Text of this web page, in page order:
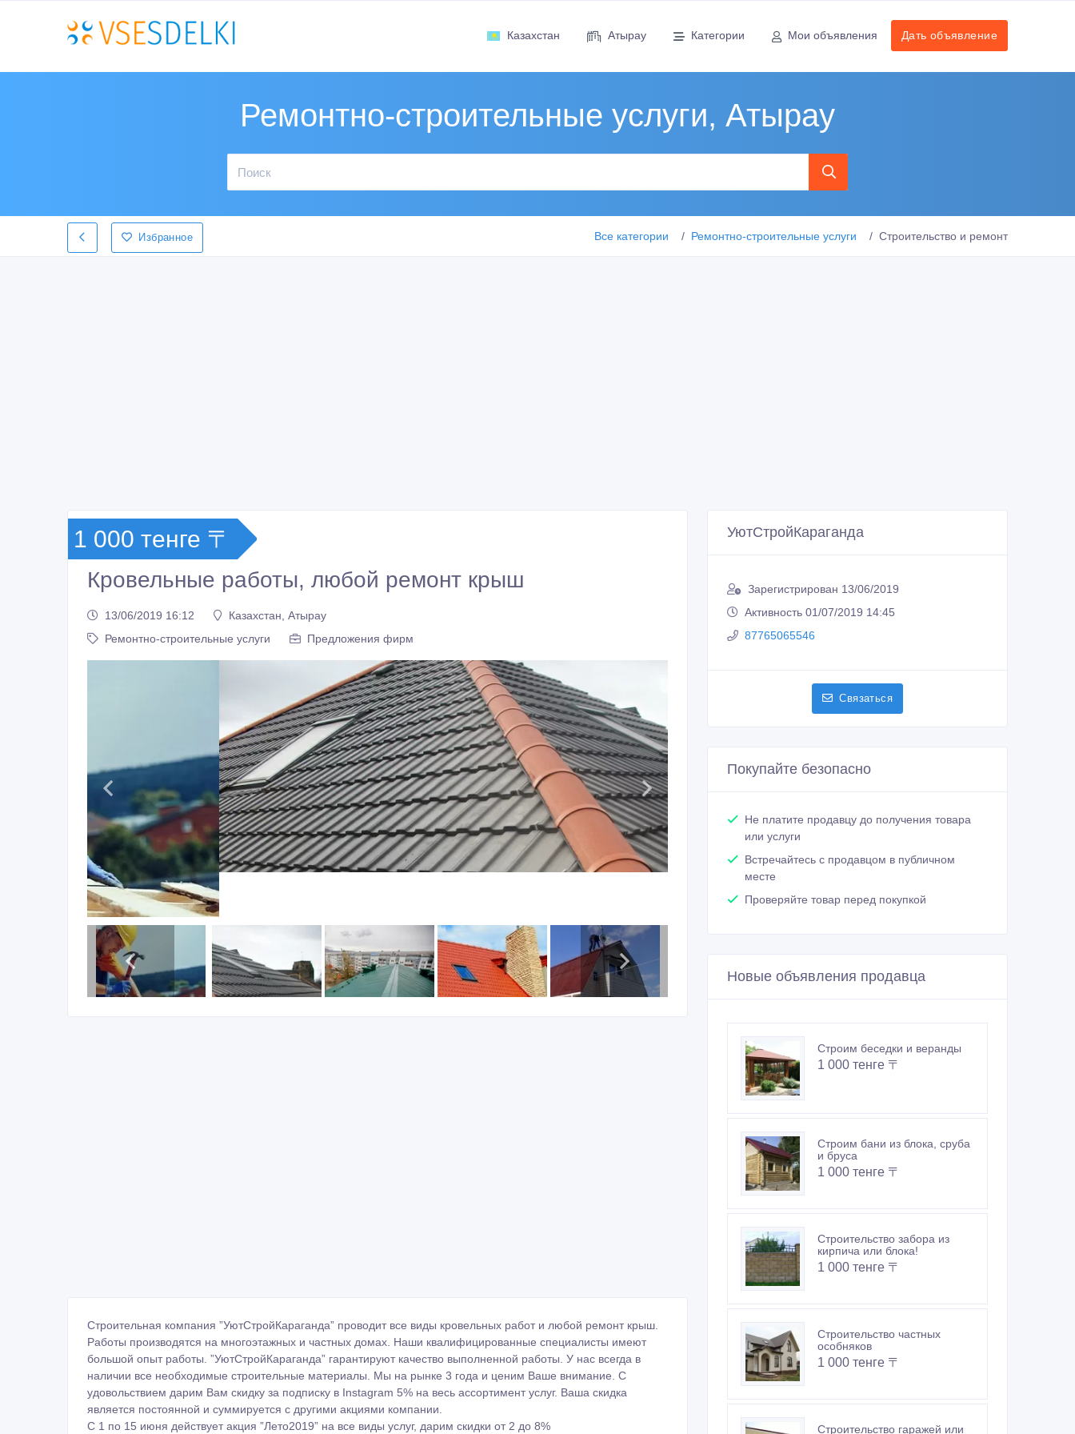
Казахстан Атырау Категории Мои объявления Дать объявление
Ремонтно-строительные услуги, Атырау
Избранное Все категории Ремонтно-строительные услуги Строительство и ремонт
1 000 тенге 〒
Кровельные работы, любой ремонт крыш
13/06/2019 16:12
Казахстан, Атырау
Ремонтно-строительные услуги
Предложения фирм
наличии все необходимые строительные материалы. Мы на рынке 3 года и ценим Ваше внимание. С
удовольствием дарим Вам скидку за подписку в Instagram 5% на весь ассортимент услуг. Ваша скидка
является постоянной и суммируется с другими акциями компании.
С 1 по 15 июня действует акция ”Лето2019” на все виды услуг, дарим скидки от 2 до 8%
Наш адрес: Караганда ул.Жамбула 103а, оф.301
Тел.: 87025866467; 87765065546; 87027586116; 87027586226
УютСтройКараганда
Зарегистрирован 13/06/2019
Активность 01/07/2019 14:45
87765065546
Связаться
Покупайте безопасно
Не платите продавцу до получения товара
или услуги
Встречайтесь с продавцом в публичном
месте
Проверяйте товар перед покупкой
Новые объявления продавца
Строим беседки и веранды
1 000 тенге 〒
Строим бани из блока, сруба
и бруса
1 000 тенге 〒
Строительство забора из
кирпича или блока!
1 000 тенге 〒
Строительство частных
особняков
1 000 тенге 〒
Строительство гаражей или